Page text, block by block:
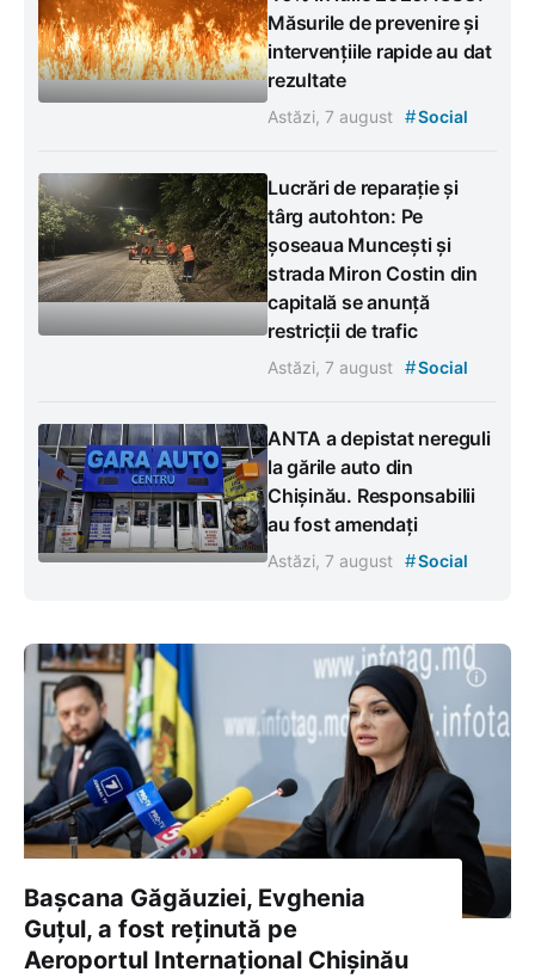
Măsurile de prevenire și
intervențiile rapide au dat
rezultate
Astăzi, 7 august #Social
Lucrări de reparație și
târg autohton: Pe
șoseaua Muncești și
strada Miron Costin din
capitală se anunță
restricții de trafic
Astăzi, 7 august #Social
ANTA a depistat nereguli
la gările auto din
Chișinău. Responsabilii
au fost amendați
Astăzi, 7 august #Social
Bașcana Găgăuziei, Evghenia
Guțul, a fost reținută pe
Aeroportul Internațional Chișinău